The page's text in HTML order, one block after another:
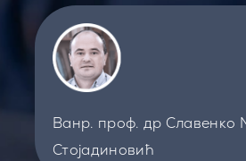
Ванр. проф. др Славенко
Стојадиновић